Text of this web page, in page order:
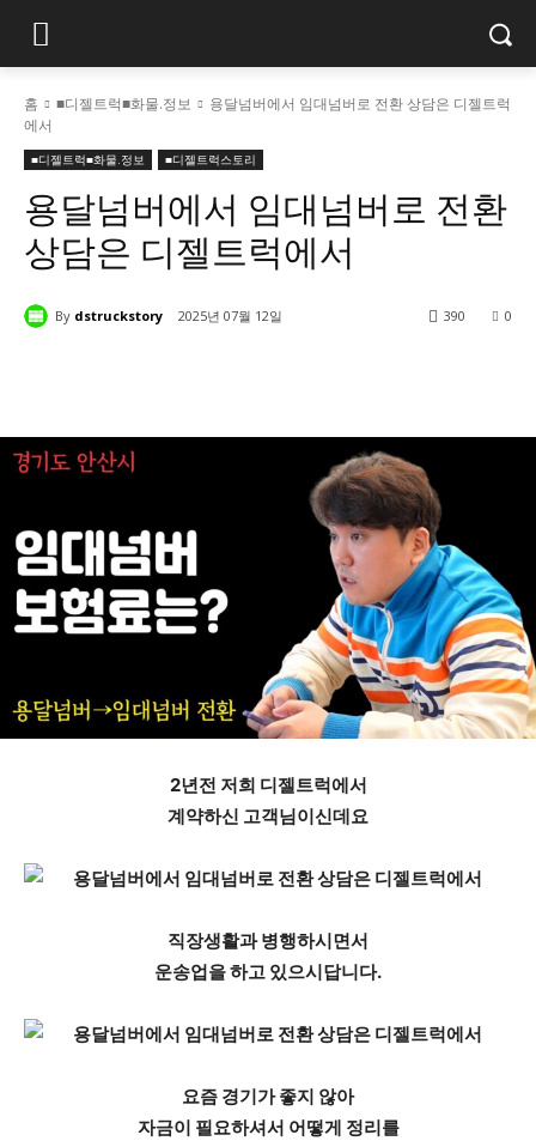
홈 ■디젤트럭■화물.정보
용달넘버에서 임대넘버로 전환 상담은 디젤트럭
에서
■디젤트럭■화물.정보 ■디젤트럭스토리
용달넘버에서 임대넘버로 전환
상담은 디젤트럭에서
By dstruckstory 2025년 07월 12일 0
390
2년전 저희 디젤트럭에서
계약하신 고객님이신데요
직장생활과 병행하시면서
운송업을 하고 있으시답니다.
요즘 경기가 좋지 않아
자금이 필요하셔서 어떻게 정리를